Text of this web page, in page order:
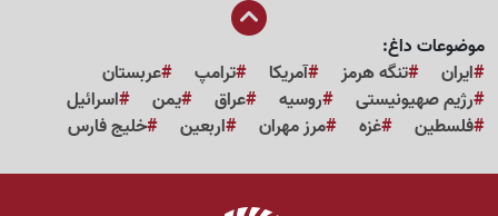
موضوعات داغ:
ایران
تنگه هرمز آمریکا ترامپ
عربستان
رژیم صهیونیستی
روسیه عراق یمن
اسرائیل
فلسطین
غزه مرز مهران اربعین خلیج فارس